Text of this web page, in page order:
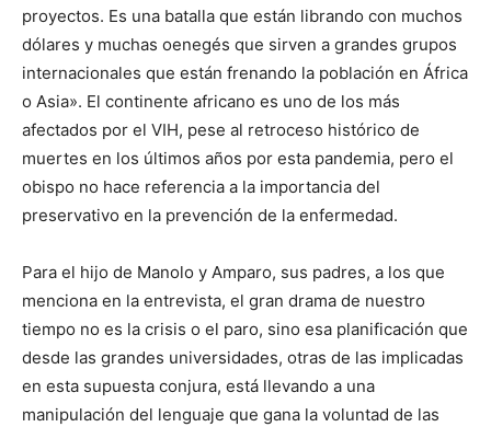
proyectos. Es una batalla que están librando con muchos
dólares y muchas oenegés que sirven a grandes grupos
internacionales que están frenando la población en África
o Asia». El continente africano es uno de los más
afectados por el VIH, pese al retroceso histórico de
muertes en los últimos años por esta pandemia, pero el
obispo no hace referencia a la importancia del
preservativo en la prevención de la enfermedad.
Para el hijo de Manolo y Amparo, sus padres, a los que
menciona en la entrevista, el gran drama de nuestro
tiempo no es la crisis o el paro, sino esa planificación que
desde las grandes universidades, otras de las implicadas
en esta supuesta conjura, está llevando a una
manipulación del lenguaje que gana la voluntad de las